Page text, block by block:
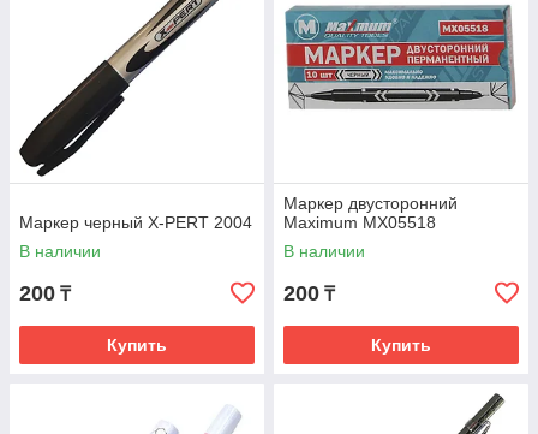
Маркер черный X-PERT 2004
В наличии
200 ₸
Купить
Маркер двусторонний
Maximum MX05518
В наличии
200 ₸
Купить